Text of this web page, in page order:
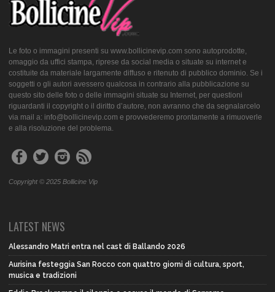
Le foto o immagini presenti su www.bollicinevip.com sono autoprodotte,
omaggio da uffici stampa, riprese da social media o situate su internet e
costituite da materiale largamente diffuso e ritenuto di pubblico dominio. Se i
soggetti o gli autori avessero qualcosa in contrario alla pubblicazione su
questo sito delle foto o delle immagini situate su Internet, per questioni
riguardanti il copyright o il diritto d’autore, non avranno che da segnalarcelo
via mail a: info@bollicinevip.com e provvederemo prontamente a rimuoverle
e alla risoluzione del problema.
Copyright © 2025 Bollicine Vip
LATEST NEWS
Alessandro Matri entra nel cast di Ballando 2026
Aurisina festeggia San Rocco con quattro giorni di cultura, sport,
musica e tradizioni